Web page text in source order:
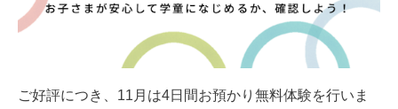
ご好評につき、11月は4日間お預かり無料体験を行いま